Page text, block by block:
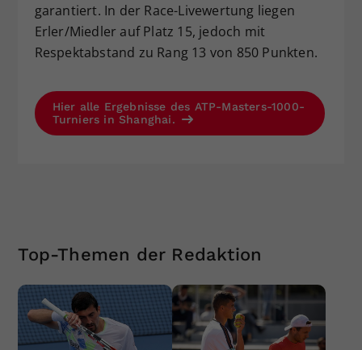
garantiert. In der Race-Livewertung liegen
Erler/Miedler auf Platz 15, jedoch mit
Respektabstand zu Rang 13 von 850 Punkten.
Hier alle Ergebnisse des ATP-Masters-1000-
Turniers in Shanghai.
Top-Themen der Redaktion